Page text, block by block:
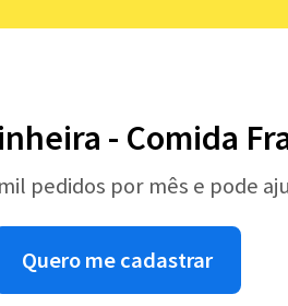
- Comida
pedidos por mês e pode
Quero me cadastrar